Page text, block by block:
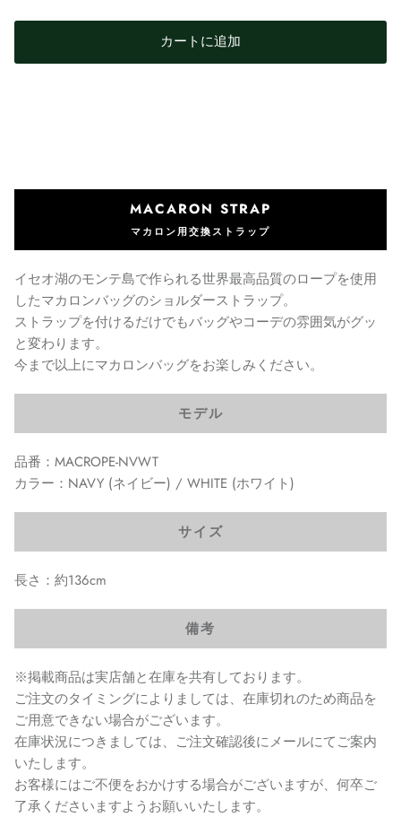
カートに追加
MACARON STRAP
マカロン用交換ストラップ
イセオ湖のモンテ島で作られる世界最高品質のロープを使用
したマカロンバッグのショルダーストラップ。
ストラップを付けるだけでもバッグやコーデの雰囲気がグッ
と変わります。
今まで以上にマカロンバッグをお楽しみください。
モデル
品番：MACROPE-NVWT
カラー：NAVY (ネイビー) / WHITE (ホワイト)
サイズ
長さ：約136cm
備考
※掲載商品は実店舗と在庫を共有しております。
ご注文のタイミングによりましては、在庫切れのため商品を
ご用意できない場合がございます。
在庫状況につきましては、ご注文確認後にメールにてご案内
いたします。
お客様にはご不便をおかけする場合がございますが、何卒ご
了承くださいますようお願いいたします。